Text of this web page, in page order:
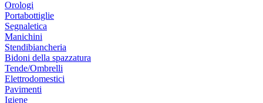
Orologi
Portabottiglie
Segnaletica
Manichini
Stendibiancheria
Bidoni della spazzatura
Tende/Ombrelli
Elettrodomestici
Pavimenti
Igiene